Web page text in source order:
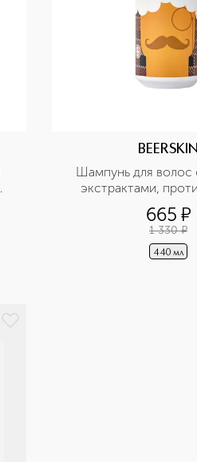
BEERSKIN
Шампунь для волос
экстрактами,
665 ¤
1 330 ¤
440 мл